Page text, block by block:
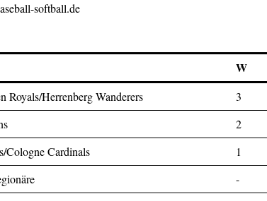
softball.de
W
Royals/Herrenberg Wanderers 3
2
Cologne Cardinals 1
-